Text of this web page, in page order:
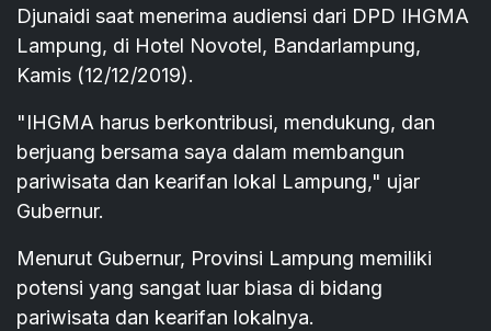
Djunaidi saat menerima audiensi dari DPD IHGMA
Lampung, di Hotel Novotel, Bandarlampung,
Kamis (12/12/2019).
"IHGMA harus berkontribusi, mendukung, dan
berjuang bersama saya dalam membangun
pariwisata dan kearifan lokal Lampung," ujar
Gubernur.
Menurut Gubernur, Provinsi Lampung memiliki
potensi yang sangat luar biasa di bidang
pariwisata dan kearifan lokalnya.